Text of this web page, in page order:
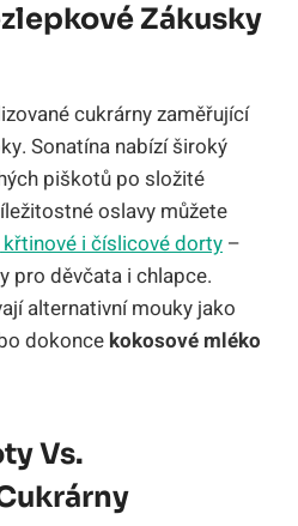
Zákusky
cukrárny zaměřující
Sonatína nabízí široký
piškotů po složité
oslavy můžete
křtinové i číslicové dorty –
pro děvčata i chlapce.
alternativní mouky jako
dokonce kokosové mléko
Vs.